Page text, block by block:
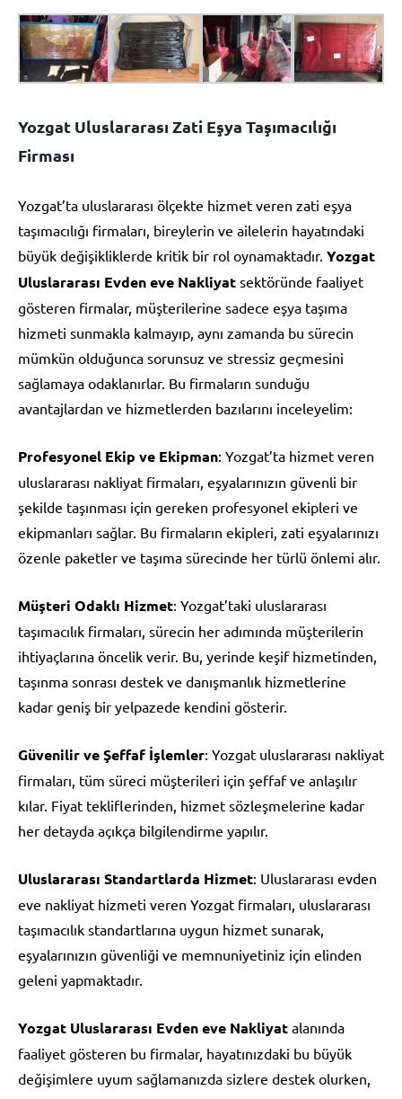
Yozgat Uluslararası Zati Eşya Taşımacılığı
Firması
Yozgat’ta uluslararası ölçekte hizmet veren zati eşya
taşımacılığı firmaları, bireylerin ve ailelerin hayatındaki
büyük değişikliklerde kritik bir rol oynamaktadır. Yozgat
Uluslararası Evden eve Nakliyat sektöründe faaliyet
gösteren firmalar, müşterilerine sadece eşya taşıma
hizmeti sunmakla kalmayıp, aynı zamanda bu sürecin
mümkün olduğunca sorunsuz ve stressiz geçmesini
sağlamaya odaklanırlar. Bu firmaların sunduğu
avantajlardan ve hizmetlerden bazılarını inceleyelim:
Profesyonel Ekip ve Ekipman: Yozgat’ta hizmet veren
uluslararası nakliyat firmaları, eşyalarınızın güvenli bir
şekilde taşınması için gereken profesyonel ekipleri ve
ekipmanları sağlar. Bu firmaların ekipleri, zati eşyalarınızı
özenle paketler ve taşıma sürecinde her türlü önlemi alır.
Müşteri Odaklı Hizmet: Yozgat’taki uluslararası
taşımacılık firmaları, sürecin her adımında müşterilerin
ihtiyaçlarına öncelik verir. Bu, yerinde keşif hizmetinden,
taşınma sonrası destek ve danışmanlık hizmetlerine
kadar geniş bir yelpazede kendini gösterir.
Güvenilir ve Şeffaf İşlemler: Yozgat uluslararası nakliyat
firmaları, tüm süreci müşterileri için şeffaf ve anlaşılır
kılar. Fiyat tekliflerinden, hizmet sözleşmelerine kadar
her detayda açıkça bilgilendirme yapılır.
Uluslararası Standartlarda Hizmet: Uluslararası evden
eve nakliyat hizmeti veren Yozgat firmaları, uluslararası
taşımacılık standartlarına uygun hizmet sunarak,
eşyalarınızın güvenliği ve memnuniyetiniz için elinden
geleni yapmaktadır.
Yozgat Uluslararası Evden eve Nakliyat alanında
faaliyet gösteren bu firmalar, hayatınızdaki bu büyük
değişimlere uyum sağlamanızda sizlere destek olurken,